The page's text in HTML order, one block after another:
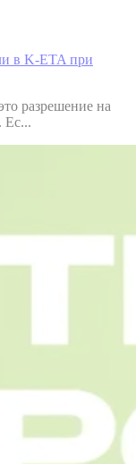
в K-ETA при
разрешение на
Ес...